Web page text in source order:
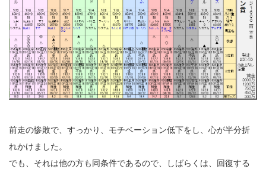
前走の惨敗で、すっかり、モチベーション低下をし、心が半分折
れかけました。
でも、それは他の方も同条件であるので、しばらくは、回復する